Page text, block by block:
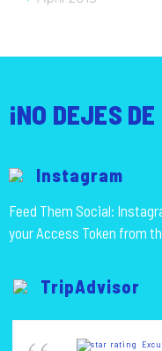
¡NO DEJES
Instagram
Feed Them Social:
your Access Token from
TripAdvisor